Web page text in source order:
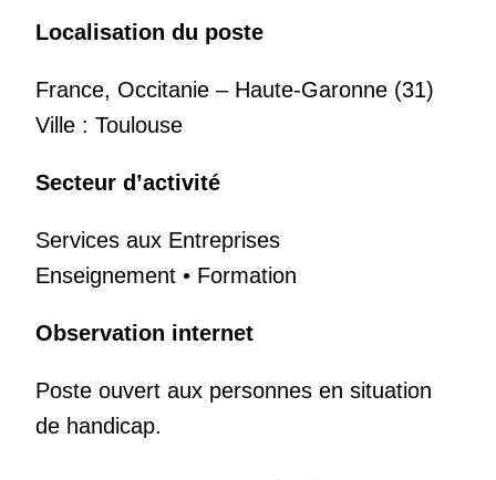
Localisation du poste
France, Occitanie – Haute-Garonne (31)
Ville : Toulouse
Secteur d’activité
Services aux Entreprises
Enseignement • Formation
Observation internet
Poste ouvert aux personnes en situation
de handicap.